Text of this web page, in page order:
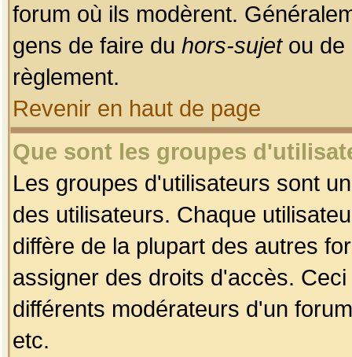
forum où ils modèrent.
gens de faire du hors-sujetou de
règlement.
Revenir en haut de page
Que sont les groupes
Les groupes d'utilisateurs sont
des utilisateurs. Chaque
diffère de la plupart des autres
assigner des droits d'accès.
différents modérateurs d'un
etc.